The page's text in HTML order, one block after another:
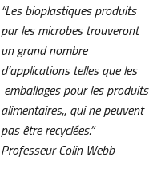
“Les bioplastiques produits
par les microbes trouveront
un grand nombre
d’applications telles que les
emballages pour les produits
alimentaires,, qui ne peuvent
pas être recyclées.”
Professeur Colin Webb